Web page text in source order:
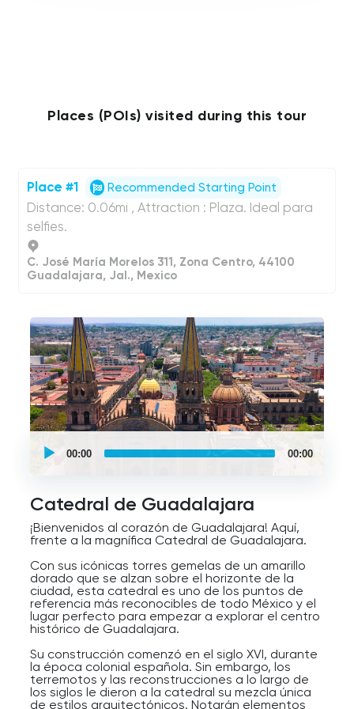
Places (POIs) visited during this tour
Place #1 Recommended Starting Point
Distance: 0.06mi , Attraction : Plaza. Ideal para
selfies.
C. José María Morelos 311, Zona Centro, 44100
Guadalajara, Jal., Mexico
UCPlaces
self
guided
tour
Player
00:00 00:00
Catedral de Guadalajara
¡Bienvenidos al corazón de Guadalajara! Aquí,
frente a la magnífica Catedral de Guadalajara.
Con sus icónicas torres gemelas de un amarillo
dorado que se alzan sobre el horizonte de la
ciudad, esta catedral es uno de los puntos de
referencia más reconocibles de todo México y el
lugar perfecto para empezar a explorar el centro
histórico de Guadalajara.
Su construcción comenzó en el siglo XVI, durante
la época colonial española. Sin embargo, los
terremotos y las reconstrucciones a lo largo de
los siglos le dieron a la catedral su mezcla única
de estilos arquitectónicos. Notarán elementos